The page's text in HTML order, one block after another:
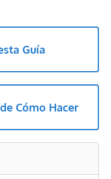
Guía
Cómo Hacer